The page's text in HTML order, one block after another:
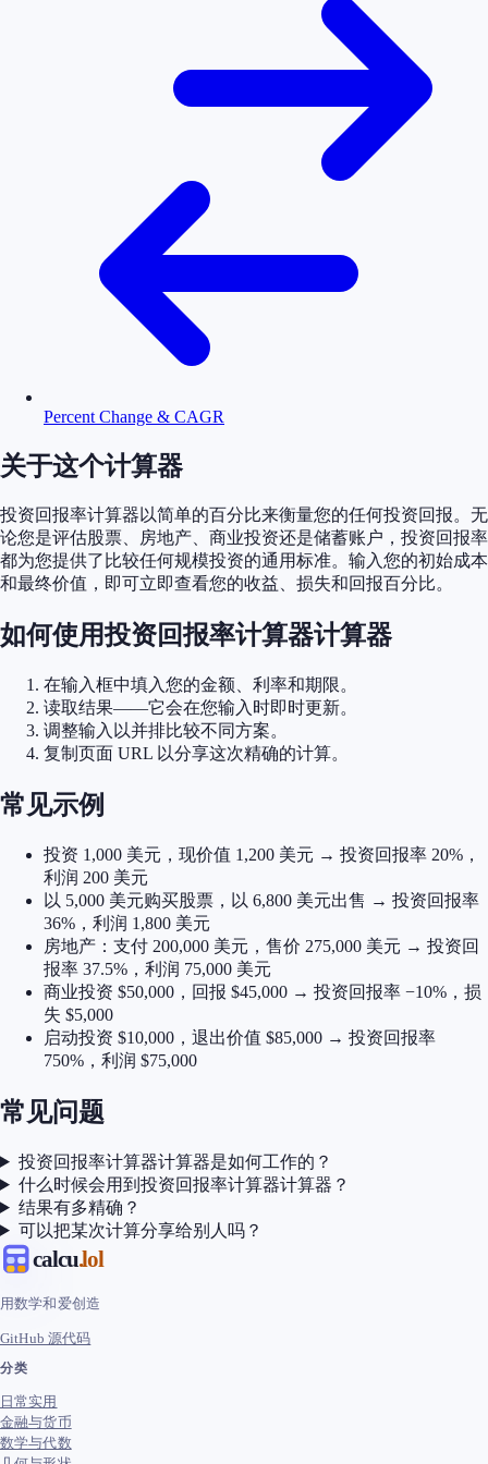
Percent Change & CAGR
关于这个计算器
投资回报率计算器以简单的百分比来衡量您的任何投资回报。无
论您是评估股票、房地产、商业投资还是储蓄账户，投资回报率
都为您提供了比较任何规模投资的通用标准。输入您的初始成本
和最终价值，即可立即查看您的收益、损失和回报百分比。
如何使用投资回报率计算器计算器
在输入框中填入您的金额、利率和期限。
读取结果——它会在您输入时即时更新。
调整输入以并排比较不同方案。
复制页面 URL 以分享这次精确的计算。
常见示例
投资 1,000 美元，现价值 1,200 美元 → 投资回报率 20%，
利润 200 美元
以 5,000 美元购买股票，以 6,800 美元出售 → 投资回报率
36%，利润 1,800 美元
房地产：支付 200,000 美元，售价 275,000 美元 → 投资回
报率 37.5%，利润 75,000 美元
商业投资 $50,000，回报 $45,000 → 投资回报率 −10%，损
失 $5,000
启动投资 $10,000，退出价值 $85,000 → 投资回报率
750%，利润 $75,000
常见问题
投资回报率计算器计算器是如何工作的？
什么时候会用到投资回报率计算器计算器？
结果有多精确？
可以把某次计算分享给别人吗？
calcu.lol
用数学和爱创造
GitHub 源代码
分类
日常实用
金融与货币
数学与代数